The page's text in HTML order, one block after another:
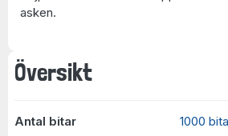
Översikt
Antal bitar
1000
asken.